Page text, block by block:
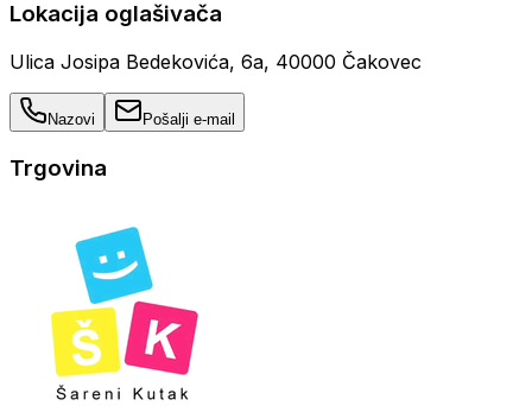
Lokacija oglašivača
Ulica Josipa Bedekovića, 6a, 40000 Čakovec
Nazovi Pošalji e-mail
Trgovina